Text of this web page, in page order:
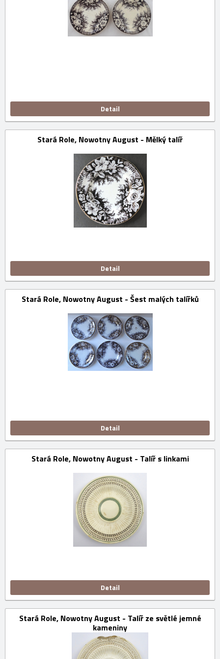
Detail
Stará Role, Nowotny August - Mělký talíř
Detail
Stará Role, Nowotny August - Šest malých talířků
Detail
Stará Role, Nowotny August - Talíř s linkami
Detail
Stará Role, Nowotny August - Talíř ze světlé jemné
kameniny